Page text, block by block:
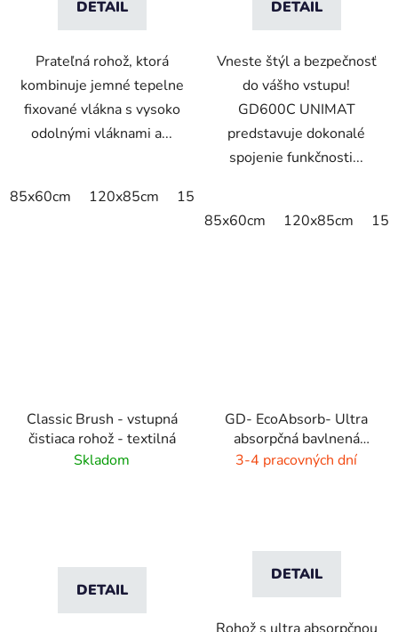
DETAIL
Prateľná rohož, ktorá
kombinuje jemné tepelne
fixované vlákna s vysoko
odolnými vláknami a...
85x60cm 120x85cm 150x85cm
DETAIL
Vneste štýl a bezpečnosť
do vášho vstupu!
GD600C UNIMAT
predstavuje dokonalé
spojenie funkčnosti...
85x60cm 120x85cm
Classic Brush - vstupná
čistiaca rohož - textilná
Skladom
DETAIL
GD- EcoAbsorb- Ultra
absorpčná bavlnená
rohož -sivý melír
3-4 pracovných dní
DETAIL